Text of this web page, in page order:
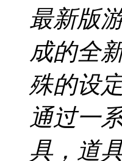
最新版
成的全
殊的设
通过一
具，道